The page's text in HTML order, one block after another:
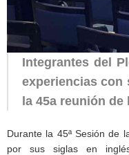
Integrantes del
experiencias con
la 45a reunión de
Durante la 45ª Sesión de
por sus siglas en